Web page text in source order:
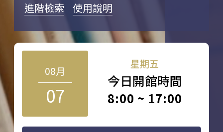
進階檢索 使用說明
08月
07
星期五
今日開館時間
8:00 ~ 17:00